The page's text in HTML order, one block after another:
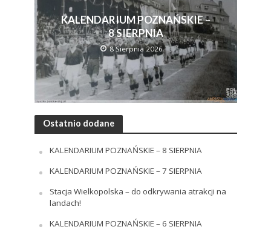
KALENDARIUM POZNAŃSKIE –
8 SIERPNIA
8 Sierpnia 2026
Ostatnio dodane
KALENDARIUM POZNAŃSKIE – 8 SIERPNIA
KALENDARIUM POZNAŃSKIE – 7 SIERPNIA
Stacja Wielkopolska – do odkrywania atrakcji na
landach!
KALENDARIUM POZNAŃSKIE – 6 SIERPNIA